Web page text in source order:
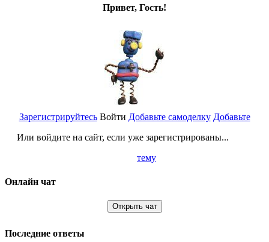
Привет, Гость!
Зарегистрируйтесь
Или войдите на сайт, если уже зарегистрированы...
Войти Добавьте самоделку Добавьте
тему
Онлайн чат
Открыть чат
Последние ответы